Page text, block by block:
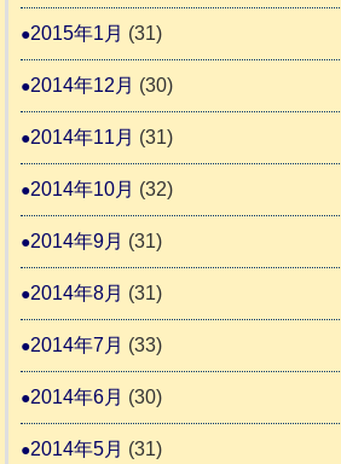
2015年1月 (31)
2014年12月 (30)
2014年11月 (31)
2014年10月 (32)
2014年9月 (31)
2014年8月 (31)
2014年7月 (33)
2014年6月 (30)
2014年5月 (31)